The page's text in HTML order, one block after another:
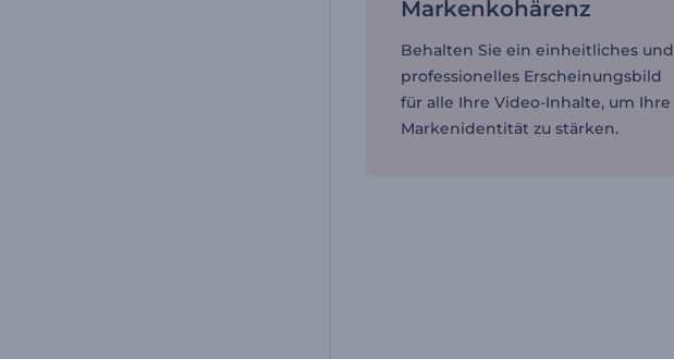
Markenkohärenz
Behalten Sie ein einheitliches und
professionelles Erscheinungsbild
für alle Ihre Video-Inhalte, um Ihre
Markenidentität zu stärken.